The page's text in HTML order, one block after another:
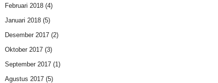
Februari 2018 (4)
Januari 2018 (5)
Desember 2017 (2)
Oktober 2017 (3)
September 2017 (1)
Agustus 2017 (5)